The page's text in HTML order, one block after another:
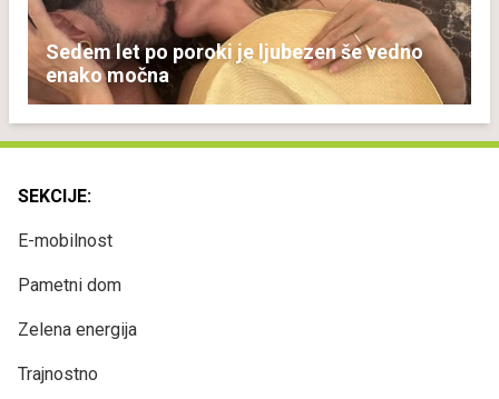
Sedem let po poroki je ljubezen še vedno
enako močna
SEKCIJE:
E-mobilnost
Pametni dom
Zelena energija
Trajnostno